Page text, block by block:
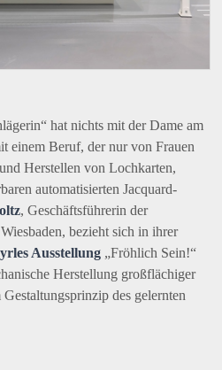
hat nichts mit der Dame am
einem Beruf, der nur von Frauen
Herstellen von Lochkarten,
automatisierten Jacquard-
, Geschäftsführerin der
bezieht sich in ihrer
Ausstellung „Fröhlich Sein!“
Herstellung großflächiger
des gelernten